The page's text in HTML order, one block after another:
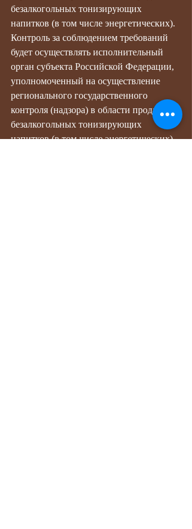
безалкогольных тонизирующих
напитков (в том числе энергетических).
Контроль за соблюдением требований
будет осуществлять исполнительный
орган субъекта Российской Федерации,
уполномоченный на осуществление
регионального государственного
контроля (надзора) в области продажи
безалкогольных тонизирующих
напитков (в том числе энергетических),